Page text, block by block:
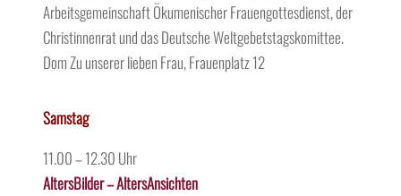
Arbeitsgemeinschaft Ökumenischer Frauengottesdienst, der
Christinnenrat und das Deutsche Weltgebetstagskomittee.
Dom Zu unserer lieben Frau, Frauenplatz 12
Samstag
11.00 – 12.30 Uhr
AltersBilder – AltersAnsichten